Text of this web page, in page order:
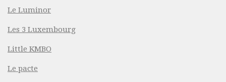
Le Luminor
Les 3 Luxembourg
Little KMBO
Le pacte